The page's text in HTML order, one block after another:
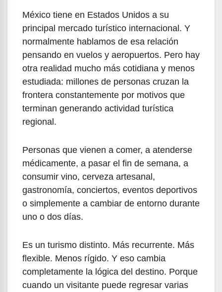
México tiene en Estados Unidos a su
principal mercado turístico internacional. Y
normalmente hablamos de esa relación
pensando en vuelos y aeropuertos. Pero hay
otra realidad mucho más cotidiana y menos
estudiada: millones de personas cruzan la
frontera constantemente por motivos que
terminan generando actividad turística
regional.
Personas que vienen a comer, a atenderse
médicamente, a pasar el fin de semana, a
consumir vino, cerveza artesanal,
gastronomía, conciertos, eventos deportivos
o simplemente a cambiar de entorno durante
uno o dos días.
Es un turismo distinto. Más recurrente. Más
flexible. Menos rígido. Y eso cambia
completamente la lógica del destino. Porque
cuando un visitante puede regresar varias